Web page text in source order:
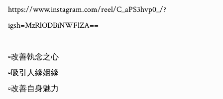
https://www.instagram.com/reel/C_aPS3hvp0_/?
igsh=MzRlODBiNWFlZA==
▫️改善執念之心
▫️吸引人緣姻緣
▫️改善自身魅力